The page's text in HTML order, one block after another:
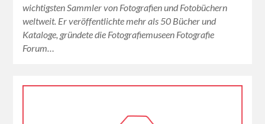
wichtigsten Sammler von Fotografien und Fotobüchern
weltweit. Er veröffentlichte mehr als 50 Bücher und
Kataloge, gründete die Fotografiemuseen Fotografie
Forum…